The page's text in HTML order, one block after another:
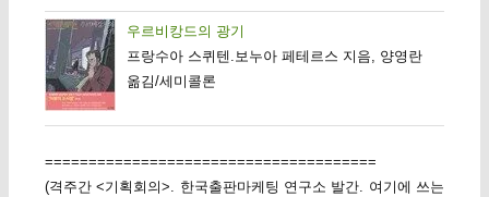
우르비캉드의 광기
프랑수아 스퀴텐.보누아 페테르스 지음, 양영란
옮김/세미콜론
======================================
(격주간 <기획회의>. 한국출판마케팅 연구소 발간. 여기에 쓰는